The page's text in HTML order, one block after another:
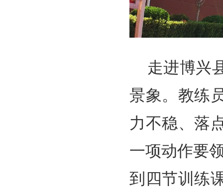
走进博兴
景象。教练
力不稳、落
一项动作要
到四节训练